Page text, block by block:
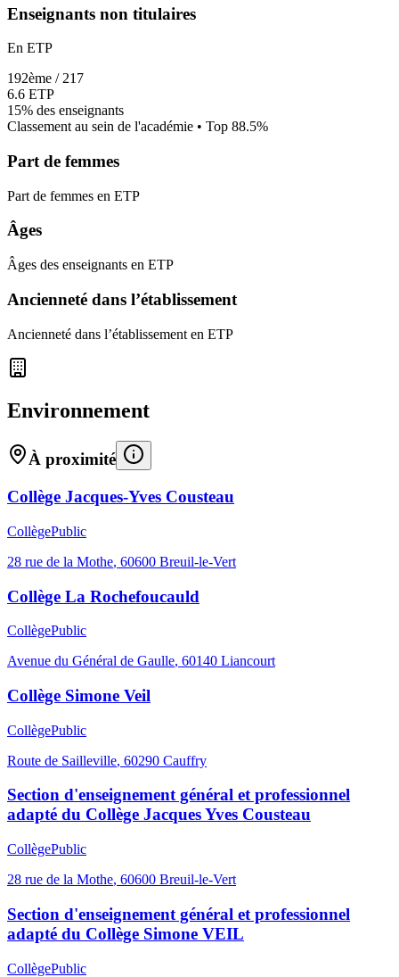
Enseignants non titulaires
En ETP
192ème / 217
6.6 ETP
15% des enseignants
Classement au sein de l'académie • Top 88.5%
Part de femmes
Part de femmes en ETP
Âges
Âges des enseignants en ETP
Ancienneté dans l’établissement
Ancienneté dans l’établissement en ETP
Environnement
À proximité
Collège Jacques-Yves Cousteau
CollègePublic
28 rue de la Mothe, 60600 Breuil-le-Vert
Collège La Rochefoucauld
CollègePublic
Avenue du Général de Gaulle, 60140 Liancourt
Collège Simone Veil
CollègePublic
Route de Sailleville, 60290 Cauffry
Section d'enseignement général et professionnel
adapté du Collège Jacques Yves Cousteau
CollègePublic
28 rue de la Mothe, 60600 Breuil-le-Vert
Section d'enseignement général et professionnel
adapté du Collège Simone VEIL
CollègePublic